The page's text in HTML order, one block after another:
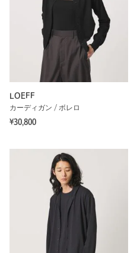
LOEFF
カーディガン / ボレロ
¥30,800